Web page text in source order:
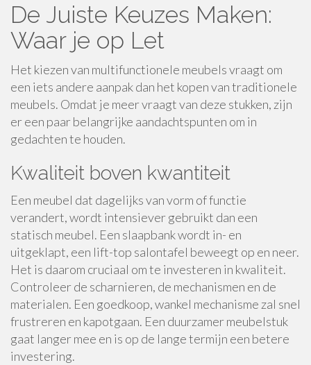
De Juiste Keuzes Maken:
Waar je op Let
Het kiezen van multifunctionele meubels vraagt om
een iets andere aanpak dan het kopen van traditionele
meubels. Omdat je meer vraagt van deze stukken, zijn
er een paar belangrijke aandachtspunten om in
gedachten te houden.
Kwaliteit boven kwantiteit
Een meubel dat dagelijks van vorm of functie
verandert, wordt intensiever gebruikt dan een
statisch meubel. Een slaapbank wordt in- en
uitgeklapt, een lift-top salontafel beweegt op en neer.
Het is daarom cruciaal om te investeren in kwaliteit.
Controleer de scharnieren, de mechanismen en de
materialen. Een goedkoop, wankel mechanisme zal snel
frustreren en kapotgaan. Een duurzamer meubelstuk
gaat langer mee en is op de lange termijn een betere
investering.